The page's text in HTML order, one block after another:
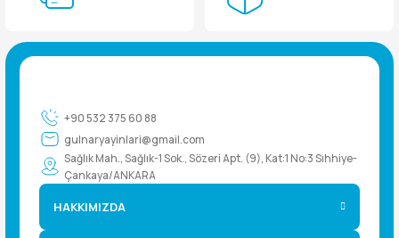
+90 532 375 60 88
gulnaryayinlari@gmail.com
Sağlık Mah., Sağlık-1 Sok., Sözeri Apt. (9), Kat:1 No:3 Sıhhiye-
Çankaya/ANKARA
HAKKIMIZDA